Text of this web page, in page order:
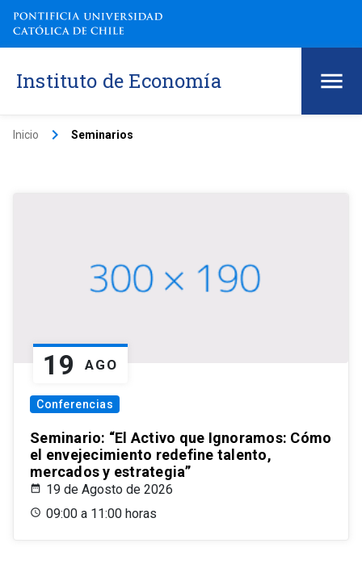
Instituto de Economía
Inicio keyboard_arrow_right Seminarios
19 AGO
Conferencias
Seminario: “El Activo que Ignoramos: Cómo
el envejecimiento redefine talento,
mercados y estrategia”
19 de Agosto de 2026
09:00 a 11:00 horas